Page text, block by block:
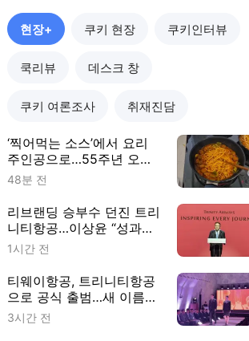
현장+ 쿠키 현장 쿠키인터뷰
쿡리뷰 데스크 창
쿠키 여론조사 취재진담
‘찍어먹는 소스’에서 요리
주인공으로…55주년 오뚜
기 케챂의 재발견 [현장+]
48분 전
리브랜딩 승부수 던진 트리
니티항공…이상윤 “성과로
증명하겠다” [현장+]
1시간 전
티웨이항공, 트리니티항공
으로 공식 출범…새 이름에
새 옷 입었다 [현장+]
3시간 전